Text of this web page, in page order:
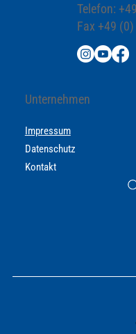
Telefon:
Fax +49
Unternehmen
Impressum
Datenschutz
Kontakt